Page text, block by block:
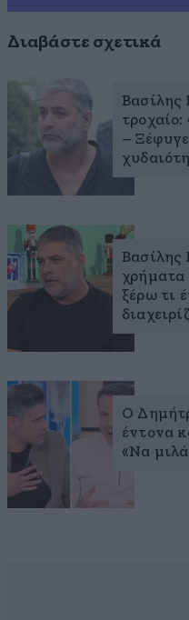
Διαβάστε σχετικά
Βασίλης
–
χρήματα
ξέρω τι
O
έντονα
«Να